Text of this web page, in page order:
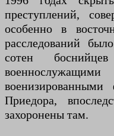
преступлений,
особенно в
расследований
сотен
Приедора,
захоронены там.